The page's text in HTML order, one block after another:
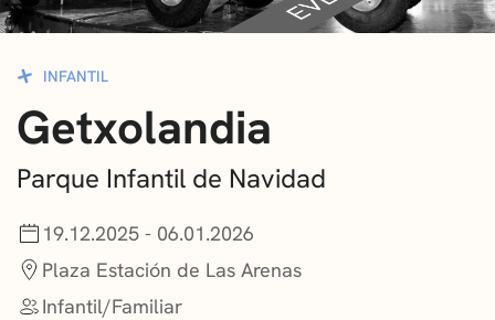
CONVOCATORIAS
NOTICIAS
GETXO KULTURA
ASOCIACIONES CULTURALES
INFANTIL
Getxolandia
Parque Infantil de Navidad
19.12.2025 - 06.01.2026
Plaza Estación de Las Arenas
Infantil/Familiar